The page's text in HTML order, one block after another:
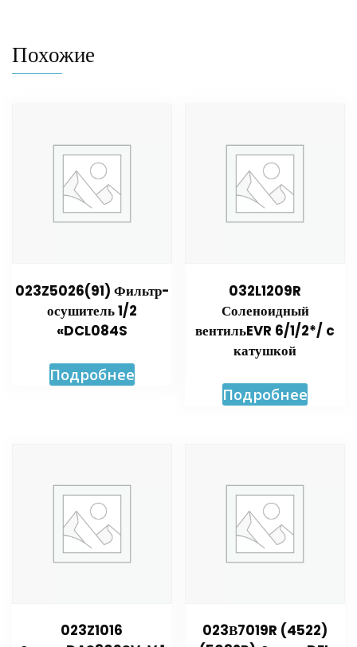
Похожие
023Z5026(91) Фильтр-
осушитель 1/2
«DCL084S
Подробнее
032L1209R
Соленоидный
вентильEVR 6/1/2*/ c
катушкой
Подробнее
023Z1016
023В7019R (4522)